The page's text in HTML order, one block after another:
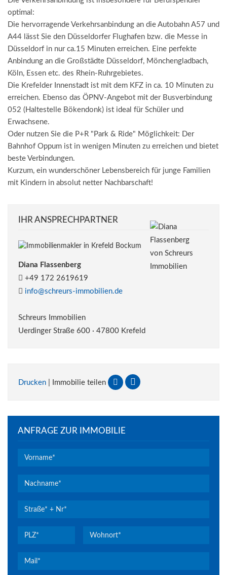
optimal:
Die hervorragende Verkehrsanbindung an die Autobahn A57 und
A44 lässt Sie den Düsseldorfer Flughafen bzw. die Messe in
Düsseldorf in nur ca.15 Minuten erreichen. Eine perfekte
Anbindung an die Großstädte Düsseldorf, Mönchengladbach,
Köln, Essen etc. des Rhein-Ruhrgebietes.
Die Krefelder Innenstadt ist mit dem KFZ in ca. 10 Minuten zu
erreichen. Ebenso das ÖPNV-Angebot mit der Busverbindung
052 (Haltestelle Bökendonk) ist ideal für Schüler und
Erwachsene.
Oder nutzen Sie die P+R "Park & Ride" Möglichkeit: Der
Bahnhof Oppum ist in wenigen Minuten zu erreichen und bietet
beste Verbindungen.
Kurzum, ein wunderschöner Lebensbereich für junge Familien
mit Kindern in absolut netter Nachbarschaft!
IHR ANSPRECHPARTNER
Diana Flassenberg
+49 172 2619619
info@schreurs-immobilien.de
Schreurs Immobilien
Uerdinger Straße 600 · 47800 Krefeld
Drucken | Immobilie teilen
ANFRAGE ZUR IMMOBILIE